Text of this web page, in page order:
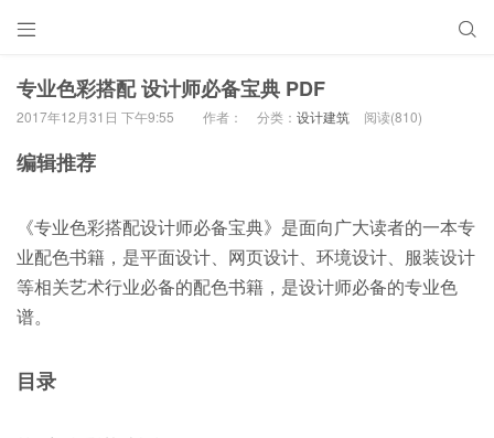
 
专业色彩搭配 设计师必备宝典 PDF
2017年12月31日 下午9:55 作者： 分类： 设计建筑 阅读(810)
编辑推荐
《专业色彩搭配设计师必备宝典》是面向广大读者的一本专
业配色书籍，是平面设计、网页设计、环境设计、服装设计
等相关艺术行业必备的配色书籍，是设计师必备的专业色
谱。
目录